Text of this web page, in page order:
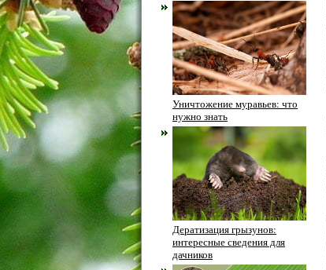
Уничтожение муравьев: что
нужно знать
Дератизация грызунов:
интересные сведения для
дачников